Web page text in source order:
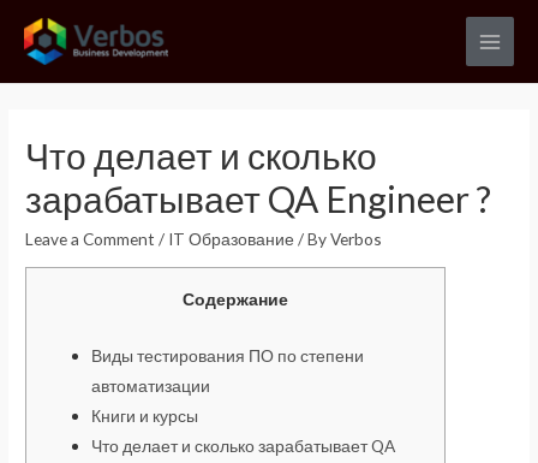
Main
Что делает и сколько
зарабатывает QA Engineer ?
Leave a Comment / IT Образование / ByVerbos
Содержание
Виды тестирования ПО по степени
автоматизации
Книги и курсы
Что делает и сколько зарабатывает QA